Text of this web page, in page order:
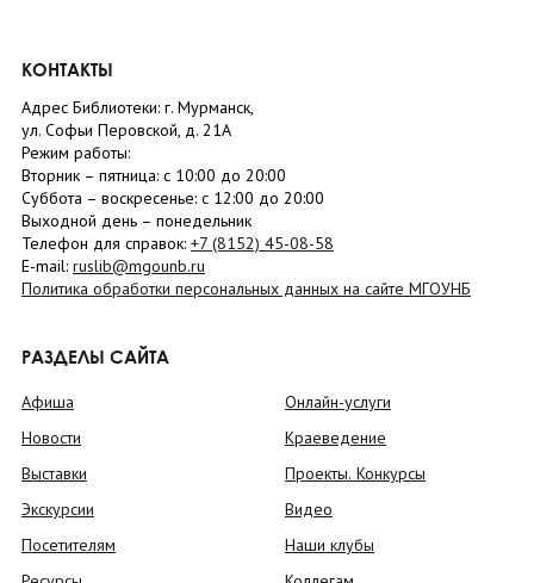
КОНТАКТЫ
Адрес Библиотеки: г. Мурманск,
ул. Софьи Перовской, д. 21А
Режим работы:
Вторник – пятница: с 10:00 до 20:00
Суббота – воскресенье: c 12:00 до 20:00
Выходной день – понедельник
Телефон для справок: +7 (8152) 45-08-58
E-mail: ruslib@mgounb.ru
Политика обработки персональных данных на сайте МГОУНБ
РАЗДЕЛЫ САЙТА
Афиша
Новости
Выставки
Экскурсии
Посетителям
Онлайн-услуги
Краеведение
Проекты. Конкурсы
Видео
Наши клубы